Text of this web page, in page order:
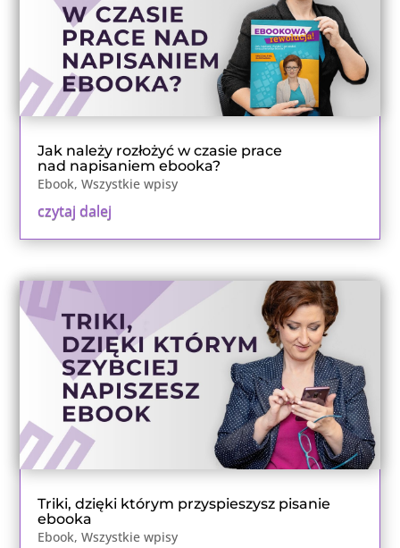
Jak należy rozłożyć w czasie prace
nad napisaniem ebooka?
Ebook,Wszystkie wpisy
czytaj dalej
Triki, dzięki którym przyspieszysz pisanie
ebooka
Ebook,Wszystkie wpisy